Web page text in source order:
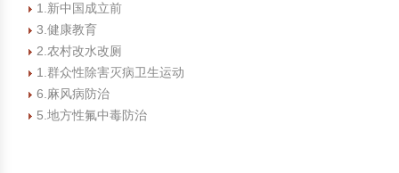
1.新中国成立前
3.健康教育
2.农村改水改厕
1.群众性除害灭病卫生运动
6.麻风病防治
5.地方性氟中毒防治